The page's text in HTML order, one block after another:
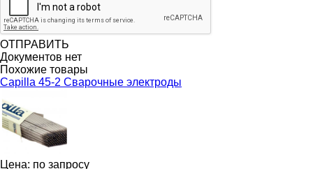
ОТПРАВИТЬ
Документов нет
Похожие товары
Capilla 45-2 Сварочные электроды
Цена: по запросу